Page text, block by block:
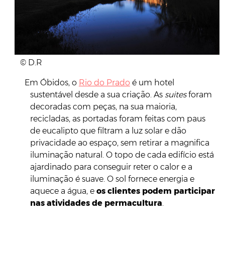
© D.R
Em Óbidos, o Rio do Prado é um hotel
sustentável desde a sua criação. As suitesforam
decoradas com peças, na sua maioria,
recicladas, as portadas foram feitas com paus
de eucalipto que filtram a luz solar e dão
privacidade ao espaço, sem retirar a magnifica
iluminação natural. O topo de cada edifício está
ajardinado para conseguir reter o calor e a
iluminação é suave. O sol fornece energia e
aquece a água, e os clientes podem participar
nas atividades de permacultura.